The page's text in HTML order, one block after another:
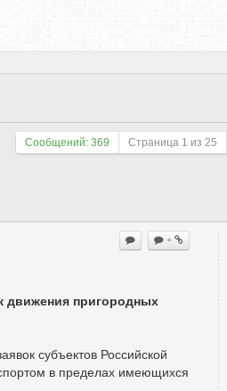
Сообщений: 369 Страница 1 из 25
+
движения пригородных
субъектов Российской
в пределах имеющихся